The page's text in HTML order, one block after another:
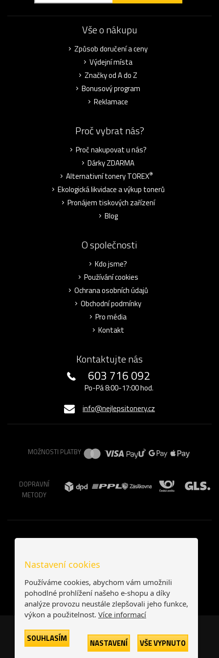
Vše o nákupu
Způsob doručení a ceny
Výdejní místa
Značky od A do Z
Bonusový program
Reklamace
Proč vybrat nás?
Proč nakupovat u nás?
Dárky ZDARMA
Alternativní tonery TOREX®
Ekologická likvidace a výkup tonerů
Pronájem tiskových zařízení
Blog
O společnosti
Kdo jsme?
Používání cookies
Ochrana osobních údajů
Obchodní podmínky
Pro média
Kontakt
Kontaktujte nás
603 716 092
Po-Pá 8:00-17:00 hod.
info@nejlepsitonery.cz
MOŽNOSTI PLATBY
DOPRAVNÍ
METODY
Česká republika Slovensko
Nastavení cookies
Používáme cookies, abychom vám umožnili
pohodlné prohlížení našeho e-shopu a díky
analýze provozu neustále zlepšovali jeho funkce,
výkon a použitelnost. Více informací
SOUHLASÍM NASTAVENÍ VŠE VYPNUTO